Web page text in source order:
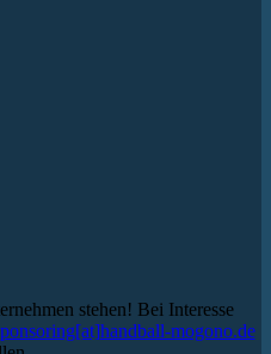
stehen! Bei Interesse
mogono.de